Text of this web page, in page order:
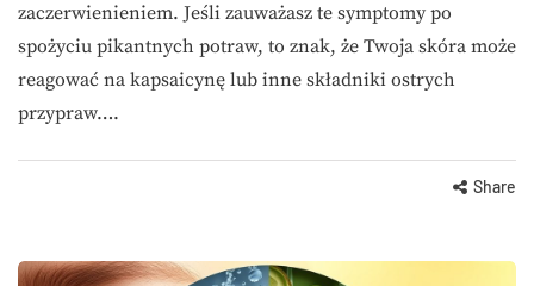
zaczerwienieniem. Jeśli zauważasz te symptomy po
spożyciu pikantnych potraw, to znak, że Twoja skóra może
reagować na kapsaicynę lub inne składniki ostrych
przypraw….
Share